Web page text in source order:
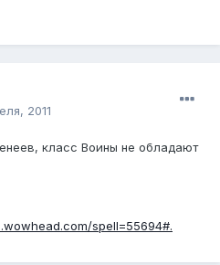
2011
класс Воины не обладают
spell=55694#.